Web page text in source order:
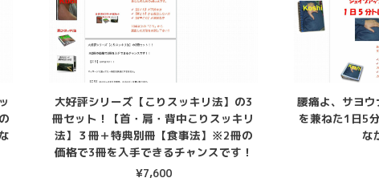
大好評シリーズ【こりスッキリ法】の3
冊セット！【首・肩・背中こりスッキリ
法】３冊＋特典別冊【食事法】※2冊の
価格で3冊を入手できるチャンスです！
¥7,600
腰痛よ、サヨ
を兼ねた1日5
な